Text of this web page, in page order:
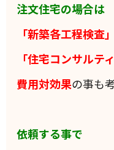
注文住宅の場合は
「新築各工程検査」
「住宅コンサルテ
費用対効果の事も
依頼する事で